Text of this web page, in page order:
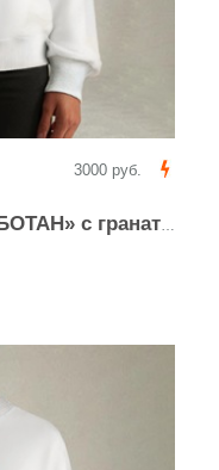
3000 руб.
гранатом и лимоном